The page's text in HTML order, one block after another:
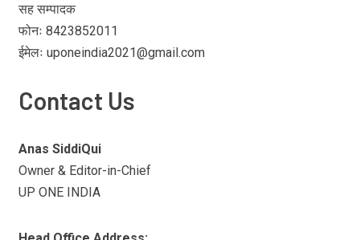
सह सम्पादक
फोनः 8423852011
ईमेलः uponeindia2021@gmail.com
Contact Us
Anas SiddiQui
Owner & Editor-in-Chief
UP ONE INDIA